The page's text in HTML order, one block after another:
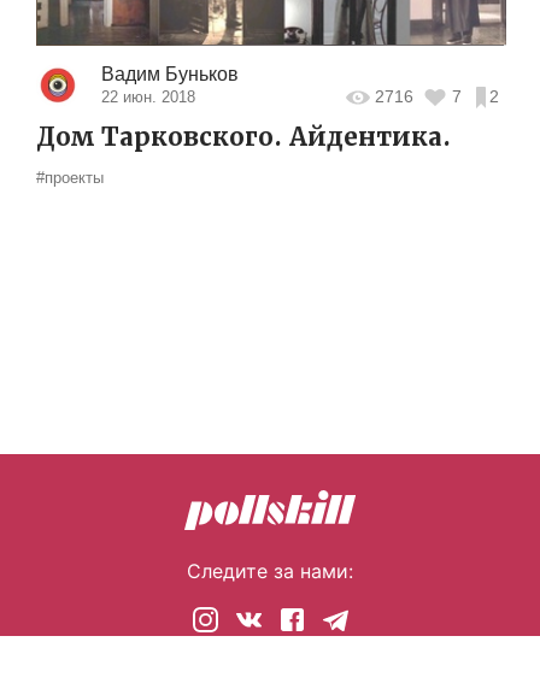
Вадим Буньков
22 июн. 2018 2716 7 2
Дом Тарковского. Айдентика.
#проекты
Следите за нами: